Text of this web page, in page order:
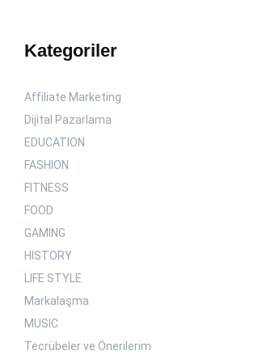
Kategoriler
Affiliate Marketing
Dijital Pazarlama
EDUCATION
FASHION
FITNESS
FOOD
GAMING
HISTORY
LIFE STYLE
Markalaşma
MUSIC
Tecrübeler ve Önerilerim